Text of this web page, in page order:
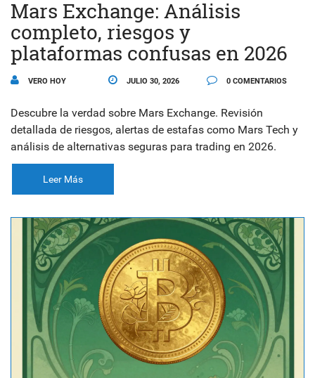
Mars Exchange: Análisis
completo, riesgos y
plataformas confusas en 2026
VERO HOY JULIO 30, 2026 0 COMENTARIOS
Descubre la verdad sobre Mars Exchange. Revisión
detallada de riesgos, alertas de estafas como Mars Tech y
análisis de alternativas seguras para trading en 2026.
Leer Más